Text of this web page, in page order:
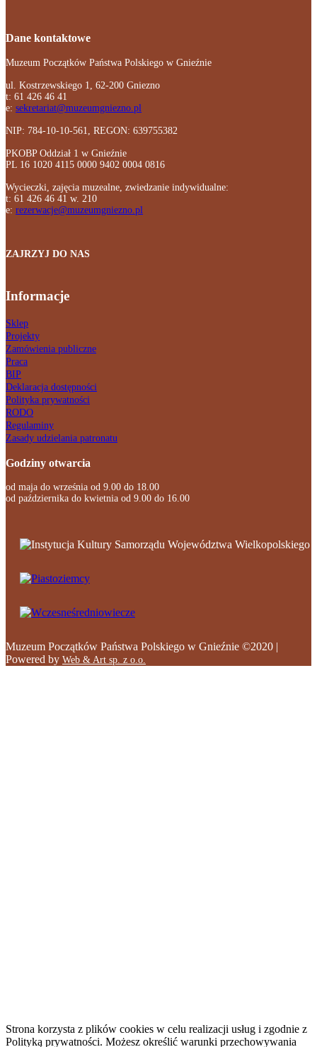
Dane kontaktowe
Muzeum Początków Państwa Polskiego w Gnieźnie
ul. Kostrzewskiego 1, 62-200 Gniezno
t: 61 426 46 41
e: sekretariat@muzeumgniezno.pl
NIP: 784-10-10-561, REGON: 639755382
PKOBP Oddział 1 w Gnieźnie
PL 16 1020 4115 0000 9402 0004 0816
Wycieczki, zajęcia muzealne, zwiedzanie indywidualne:
t: 61 426 46 41 w. 210
e: rezerwacje@muzeumgniezno.pl
ZAJRZYJ DO NAS
Informacje
Sklep
Projekty
Zamówienia publiczne
Praca
BIP
Deklaracja dostępności
Polityka prywatności
RODO
Regulaminy
Zasady udzielania patronatu
Godziny otwarcia
od maja do września od 9.00 do 18.00
od października do kwietnia od 9.00 do 16.00
Muzeum Początków Państwa Polskiego w Gnieźnie ©2020 |
Powered by Web & Art sp. z o.o.
Strona korzysta z plików cookies w celu realizacji usług i zgodnie z
Polityką prywatności. Możesz określić warunki przechowywania